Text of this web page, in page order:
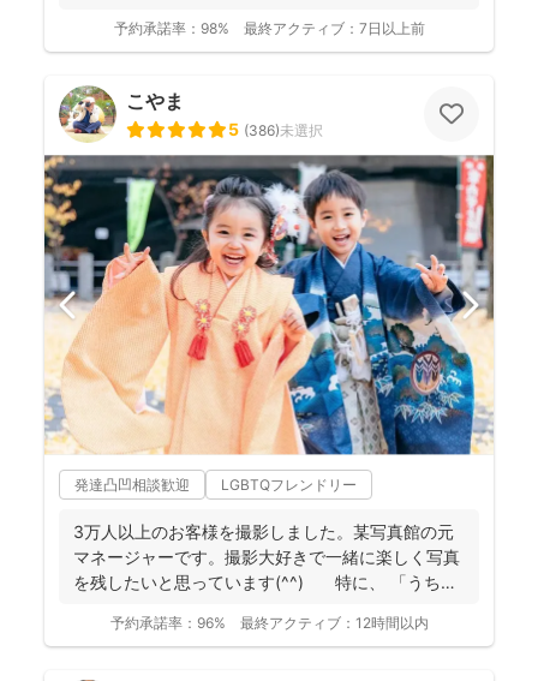
予約承諾率： 98% 最終アクティブ： 7日以上前
こやま
5 (386)未選択
発達凸凹相談歓迎 LGBTQフレンドリー
3万人以上のお客様を撮影しました。某写真館の元
マネージャーです。撮影大好きで一緒に楽しく写真
を残したいと思っています(^^) 特に、 「うち
予約承諾率： 96% 最終アクティブ： 12時間以内